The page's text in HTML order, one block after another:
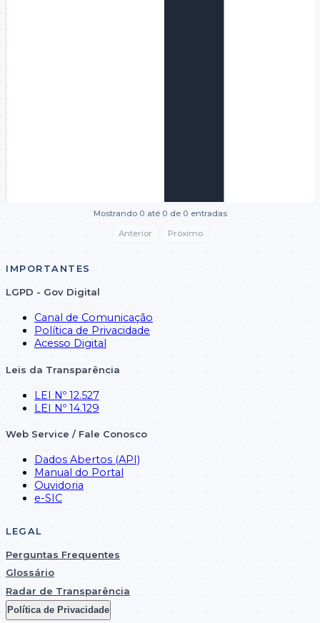
Mostrando 0 até 0 de 0 entradas
Anterior Próximo
IMPORTANTES
LGPD - Gov Digital
Canal de Comunicação
Política de Privacidade
Acesso Digital
Leis da Transparência
LEI Nº 12.527
LEI Nº 14.129
Web Service / Fale Conosco
Dados Abertos (API)
Manual do Portal
Ouvidoria
e-SIC
LEGAL
Perguntas Frequentes
Glossário
Radar de Transparência
Política de Privacidade